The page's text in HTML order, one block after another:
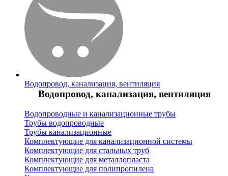
Водопровод, канализация, вентиляция
Водопровод, канализация, вентиляция
Водопроводные и канализационные трубы
Трубы водопроводные
Трубы канализационные
Комплектующие для канализационной системы
Комплектующие для стальных труб
Комплектующие для металлопласта
Комплектующие для полипропилена